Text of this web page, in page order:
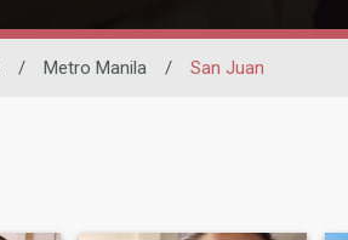
/ Metro Manila / San Juan